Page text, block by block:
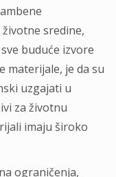
sredine,
buduće izvore
materijale, je da su
uzgajati u
za životnu
imaju široko
ograničenja,